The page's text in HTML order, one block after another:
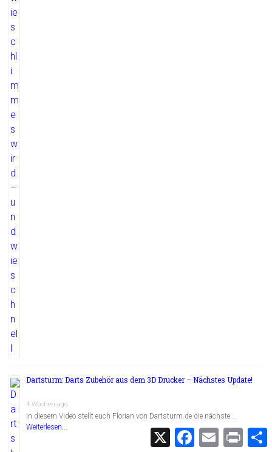
Dartsturm: Darts Zubehör aus dem 3D Drucker – Nächstes Update!
4 Wochen ago
In diesem Video stellt euch Florian von Dartsturm.de die nächste …
Weiterlesen...
X
F
E
m
P